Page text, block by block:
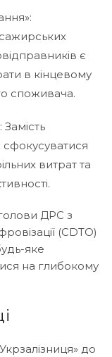
є
в кінцевому
споживача.
сфокусуватися
витрат та
ДРС з
(CDTO)
яке
на глибокому
до